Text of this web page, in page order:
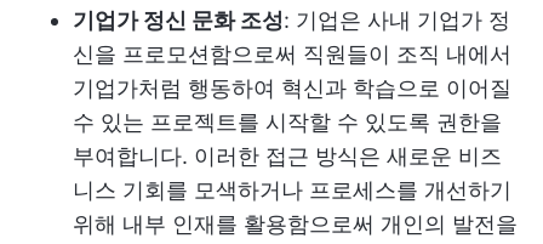
기업가 정신 문화 조성: 기업은 사내 기업가 정
신을 프로모션함으로써 직원들이 조직 내에서
기업가처럼 행동하여 혁신과 학습으로 이어질
수 있는 프로젝트를 시작할 수 있도록 권한을
부여합니다. 이러한 접근 방식은 새로운 비즈
니스 기회를 모색하거나 프로세스를 개선하기
위해 내부 인재를 활용함으로써 개인의 발전을